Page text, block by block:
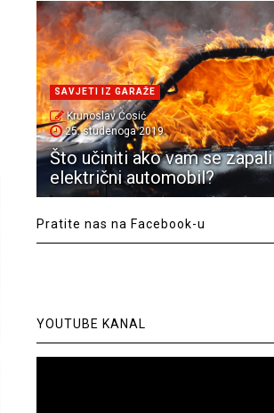
SAVJETI IZ GARAŽE
Krunoslav Ćosić
25. studenoga 2019.
Što učiniti ako vam se zapali
električni automobil?
Pratite nas na Facebook-u
YOUTUBE KANAL